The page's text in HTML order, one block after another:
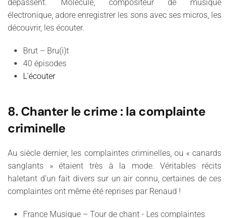
dépassent. Molécule, compositeur de musique
électronique, adore enregistrer les sons avec ses micros, les
découvrir, les écouter.
Brut – Bru(i)t
40 épisodes
L'écouter
8. Chanter le crime : la complainte
criminelle
Au siècle dernier, les complaintes criminelles, ou « canards
sanglants » étaient très à la mode. Véritables récits
haletant d’un fait divers sur un air connu, certaines de ces
complaintes ont même été reprises par Renaud !
France Musique – Tour de chant - Les complaintes